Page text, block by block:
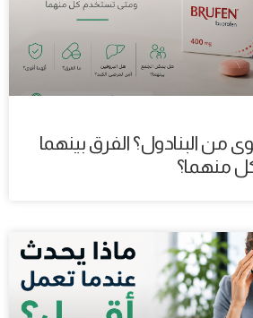
من البنادول؟ الفرق بينهما
منهما؟